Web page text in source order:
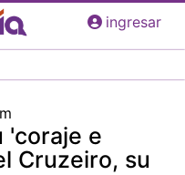
ingresar
'coraje e
Cruzeiro, su